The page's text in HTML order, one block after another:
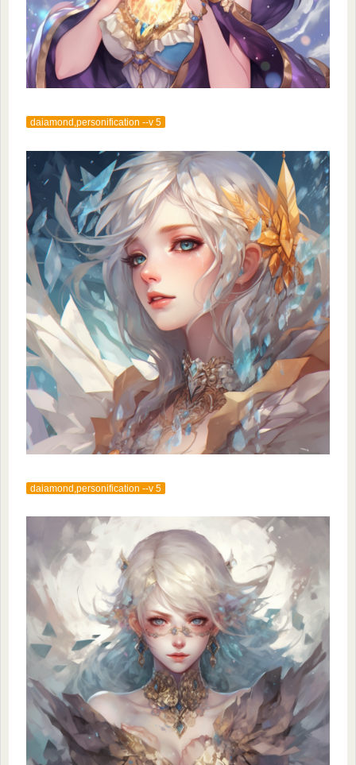
daiamond,personification --v 5
daiamond,personification --v 5